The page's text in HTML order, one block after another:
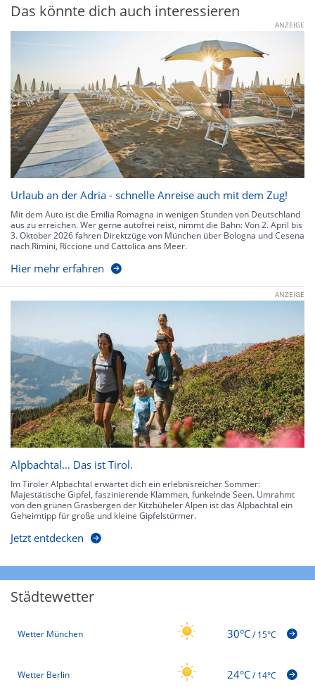
Das könnte dich auch interessieren
ANZEIGE
Urlaub an der Adria - schnelle Anreise auch mit dem Zug!
Mit dem Auto ist die Emilia Romagna in wenigen Stunden von Deutschland
aus zu erreichen. Wer gerne autofrei reist, nimmt die Bahn: Von 2. April bis
3. Oktober 2026 fahren Direktzüge von München über Bologna und Cesena
nach Rimini, Riccione und Cattolica ans Meer.
Hier mehr erfahren
ANZEIGE
Alpbachtal… Das ist Tirol.
Im Tiroler Alpbachtal erwartet dich ein erlebnisreicher Sommer:
Majestätische Gipfel, faszinierende Klammen, funkelnde Seen. Umrahmt
von den grünen Grasbergen der Kitzbüheler Alpen ist das Alpbachtal ein
Geheimtipp für große und kleine Gipfelstürmer.
Jetzt entdecken
Städtewetter
Wetter München 30°C/15°C
Wetter Berlin 24°C/14°C